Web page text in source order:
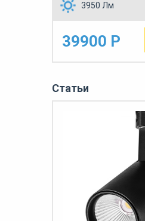
3950 Лм
39900 Р
Статьи